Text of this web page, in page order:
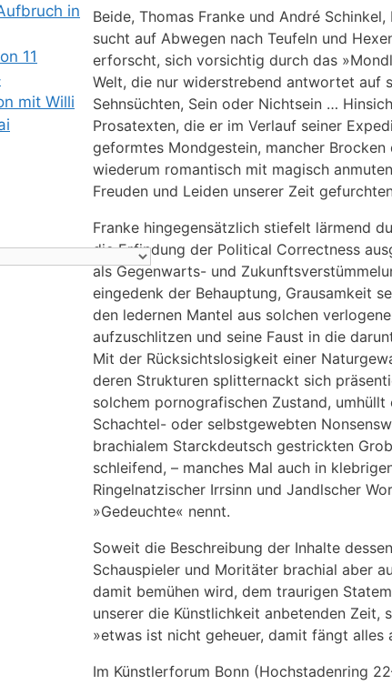
Beide, Thomas Franke und André
sucht auf Abwegen nach Teufeln und
erforscht, sich vorsichtig durch das
Welt, die nur widerstrebend antwortet auf
Sehnsüchten, Sein oder Nichtsein …
Prosatexten, die er im Verlauf seiner
geformtes Mondgestein, mancher
wiederum romantisch mit magisch
Freuden und Leiden unserer Zeit
Franke hingegensätzlich stiefelt lärmend
die Erfindung der Political Correctness
als Gegenwarts- und
eingedenk der Behauptung, Grausamkeit
den ledernen Mantel aus solchen
aufzuschlitzen und seine Faust in die
Mit der Rücksichtslosigkeit einer
deren Strukturen splitternackt sich
solchem pornografischen Zustand,
Schachtel- oder selbstgewebten
brachialem Starckdeutsch gestrickten
schleifend, – manches Mal auch in
Ringelnatzischer Irrsinn und Jandlscher
»Gedeuchte« nennt.
Soweit die Beschreibung der Inhalte
Schauspieler und Moritäter brachial aber
damit bemühen wird, dem traurigen
unserer die Künstlichkeit anbetenden Zeit,
»etwas ist nicht geheuer, damit fängt alles
Im Künstlerforum Bonn (Hochstadenring
in
11
mit Willi